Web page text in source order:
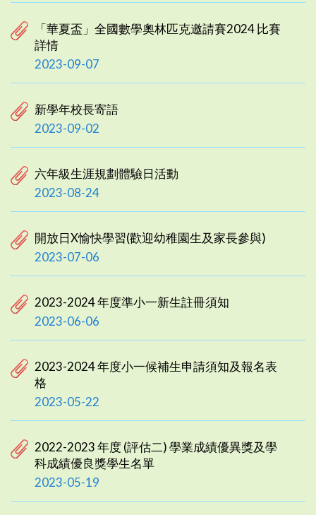
「華夏盃」全國數學奧林匹克邀請賽2024 比賽
詳情
2023-09-07
新學年校長寄語
2023-09-02
六年級生涯規劃體驗日活動
2023-08-24
開放日X愉快學習(歡迎幼稚園生及家長參與)
2023-07-06
2023-2024 年度準小一新生註冊須知
2023-06-06
2023-2024 年度小一候補生申請須知及報名表
格
2023-05-22
2022-2023 年度 (評估二) 學業成績優異獎及學
科成績優良獎學生名單
2023-05-19